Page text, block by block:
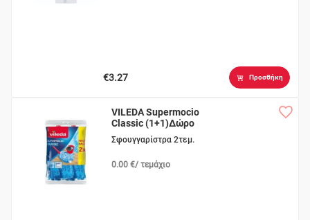
€3.27 Προσθήκη
VILEDA Supermocio
Classic (1+1)Δώρο
Σφουγγαρίστρα 2τεμ.
0.00 €/ τεμάχιο